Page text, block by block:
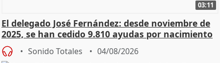
03:11
El delegado José Fernández: desde noviembre de
2025, se han cedido 9.810 ayudas por nacimiento
Sonido Totales 04/08/2026